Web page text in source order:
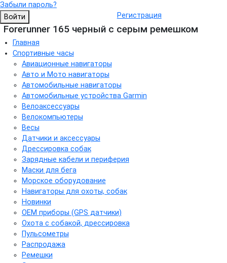
Забыли пароль?
Войти
Регистрация
Forerunner 165 черный с серым ремешком
Главная
Спортивные часы
Авиационные навигаторы
Авто и Мото навигаторы
Автомобильные навигаторы
Автомобильные устройства Garmin
Велоаксессуары
Велокомпьютеры
Весы
Датчики и аксессуары
Дрессировка собак
Зарядные кабели и периферия
Маски для бега
Морское оборудование
Навигаторы для охоты, собак
Новинки
ОЕМ приборы (GPS датчики)
Охота с собакой, дрессировка
Пульсометры
Распродажа
Ремешки